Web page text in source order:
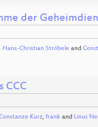
der
Hans-Christian Ströbele and
CCC
Kurz, frank and Linus